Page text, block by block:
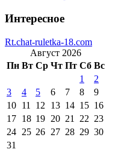
Интересное
Rt.chat-ruletka-18.com
Август 2026
Пн Вт Ср Чт Пт Сб Вс
1
2
3
4 5 6 7 8
9
10 11 12 13 14 15 16
17 18 19 20 21 22 23
24 25 26 27 28 29 30
31